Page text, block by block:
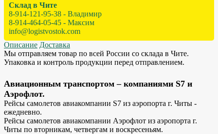
Склад в Чите
8-914-121-95-38 - Владимир
8-914-464-05-45 - Максим
info@logistvostok.com
Описание Доставка
Мы отправляем товар по всей России со склада в Чите.
Упаковка и контроль продукции перед отправлением.
Авиационным транспортом – компаниями S7 и
Аэрофлот.
Рейсы самолетов авиакомпании S7 из аэропорта г. Читы -
ежедневно.
Рейсы самолетов авиакомпании Аэрофлот из аэропорта г.
Читы по вторникам, четвергам и воскресеньям.